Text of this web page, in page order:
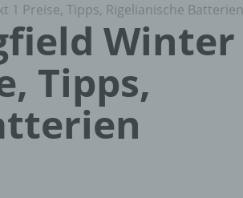
1 Preise, Tipps, Rigelianische Batterien
Winter
Tipps,